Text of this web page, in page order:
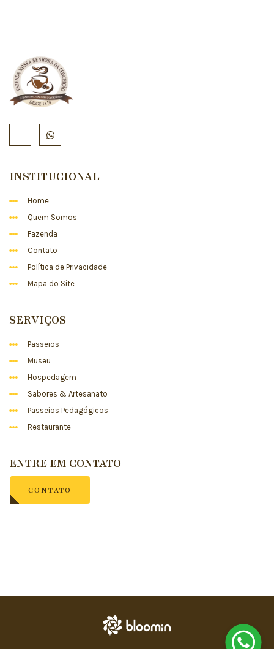
INSTITUCIONAL
Home
Quem Somos
Fazenda
Contato
Política de Privacidade
Mapa do Site
SERVIÇOS
Passeios
Museu
Hospedagem
Sabores & Artesanato
Passeios Pedagógicos
Restaurante
ENTRE EM CONTATO
CONTATO